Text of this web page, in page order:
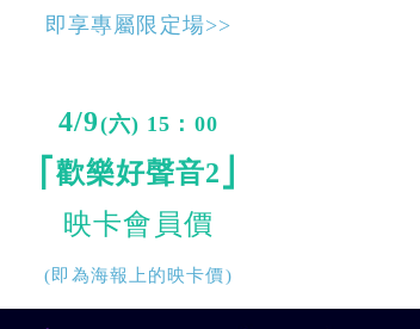
即享專屬限定場>>
4/9(六) 15：00
⎡歡樂好聲音2⎦
映卡會員價
(即為海報上的映卡價)